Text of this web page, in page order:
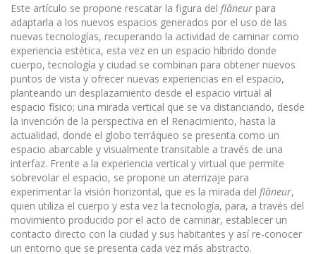
Este artículo se propone rescatar la figura del flâneur para
adaptarla a los nuevos espacios generados por el uso de las
nuevas tecnologías, recuperando la actividad de caminar como
experiencia estética, esta vez en un espacio híbrido donde
cuerpo, tecnología y ciudad se combinan para obtener nuevos
puntos de vista y ofrecer nuevas experiencias en el espacio,
planteando un desplazamiento desde el espacio virtual al
espacio físico; una mirada vertical que se va distanciando, desde
la invención de la perspectiva en el Renacimiento, hasta la
actualidad, donde el globo terráqueo se presenta como un
espacio abarcable y visualmente transitable a través de una
interfaz. Frente a la experiencia vertical y virtual que permite
sobrevolar el espacio, se propone un aterrizaje para
experimentar la visión horizontal, que es la mirada del flâneur,
quien utiliza el cuerpo y esta vez la tecnología, para, a través del
movimiento producido por el acto de caminar, establecer un
contacto directo con la ciudad y sus habitantes y así re-conocer
un entorno que se presenta cada vez más abstracto.